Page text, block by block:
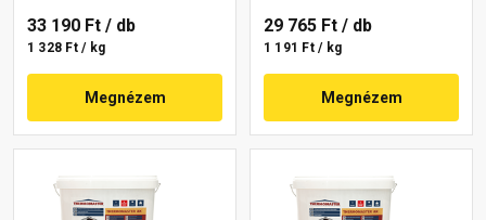
33 190 Ft / db
1 328 Ft / kg
Megnézem
29 765 Ft / db
1 191 Ft / kg
Megnézem